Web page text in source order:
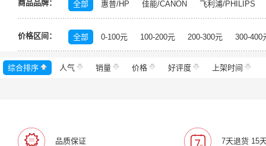
商品品牌： 全部 惠普/HP 佳能/CANON
飞利浦/PHILIPS
中福/ZHFOR
百顺/bison 映美/Jolimark
理想/
百旺/PaperOne
晨光/M&G
高品乐/GOLDEN
未来世界
得印/befon 科思特 高品乐
理想之
岳阳楼至尊
天将 亚太森博 丽印 金锐
价格区间： 全部 0-100元 100-200元 200-300元 300-400
综合排序 人气 销量 价格 好评度 上架时间
品质保证 7天退货 15